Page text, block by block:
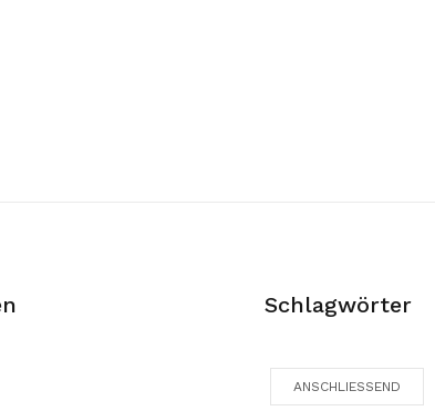
Schlagwörter
ANSCHLIESSEND